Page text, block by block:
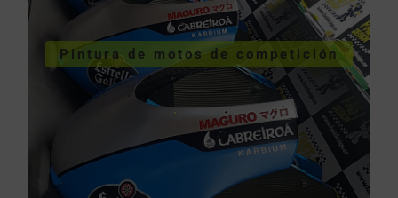
Pintura de motos de competición
Pintura de motos de
competición
VER SERVICIOS URGENTES